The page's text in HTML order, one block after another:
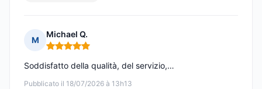
M
Michael Q.
Nota: 5 su 5
Pubblicato il 18/07/2026 à 13h13
Soddisfatto della qualità, del servizio,…